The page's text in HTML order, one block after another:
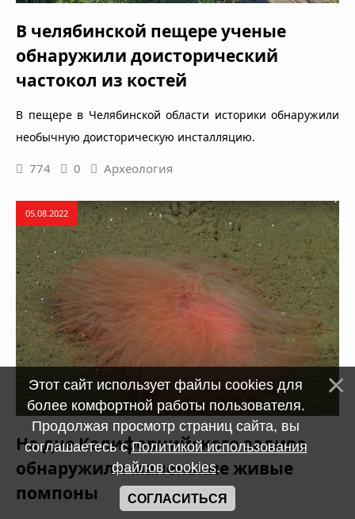
В челябинской пещере ученые
обнаружили доисторический
частокол из костей
В пещере в Челябинской области историки обнаружили
необычную доисторическую инсталляцию.
774 0 Археология
05.08.2022
На дне Калифорнийского залива
обнаружили маленькие живые
помпоны
Этот сайт использует файлы cookies для
более комфортной работы пользователя.
Продолжая просмотр страниц сайта, вы
соглашаетесь сПолитикой использования
файлов cookies.
СОГЛАСИТЬСЯ